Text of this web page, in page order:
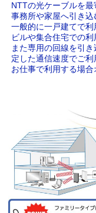
NTTの光ケーブルを最
事務所や家屋へ引き込
一般的に一戸建てで
ビルや集合住宅での
また専用の回線を引
定した通信速度でご利
お仕事で利用する場合